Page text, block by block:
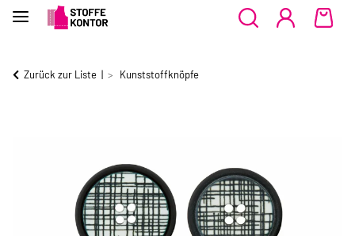
Zurück zur Liste Kunststoffknöpfe